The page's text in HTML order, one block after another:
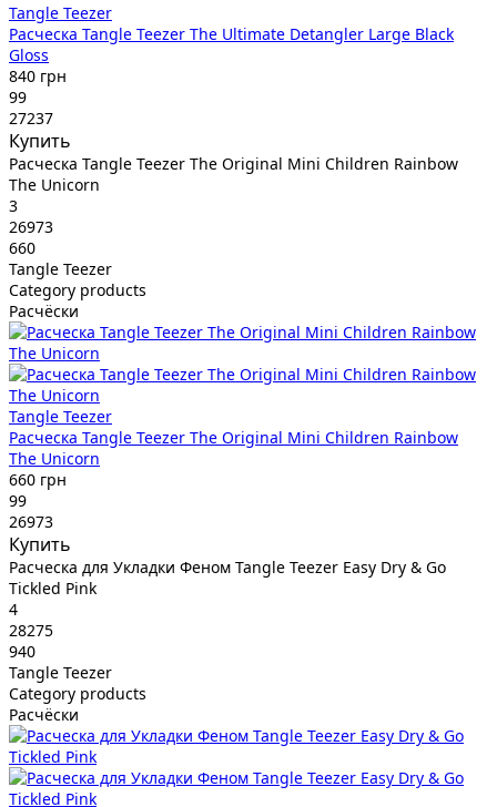
Tangle Teezer
Расческа Tangle Teezer The Ultimate Detangler Large Black
Gloss
840 грн
99
27237
Купить
Расческа Tangle Teezer The Original Mini Children Rainbow
The Unicorn
3
26973
660
Tangle Teezer
Category products
Расчёски
Tangle Teezer
Расческа Tangle Teezer The Original Mini Children Rainbow
The Unicorn
660 грн
99
26973
Купить
Расческа для Укладки Феном Tangle Teezer Easy Dry & Go
Tickled Pink
4
28275
940
Tangle Teezer
Category products
Расчёски